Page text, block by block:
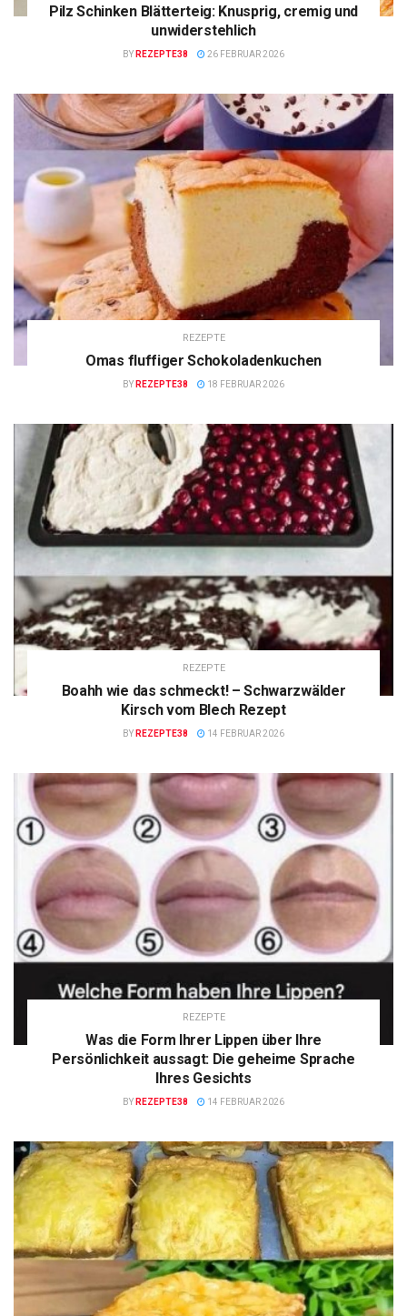
Pilz Schinken Blätterteig: Knusprig, cremig und
unwiderstehlich
BY REZEPTE38 26 FEBRUAR 2026
REZEPTE
Omas fluffiger Schokoladenkuchen
BY REZEPTE38 18 FEBRUAR 2026
REZEPTE
Boahh wie das schmeckt! – Schwarzwälder
Kirsch vom Blech Rezept
BY REZEPTE38 14 FEBRUAR 2026
REZEPTE
Was die Form Ihrer Lippen über Ihre
Persönlichkeit aussagt: Die geheime Sprache
Ihres Gesichts
BY REZEPTE38 14 FEBRUAR 2026